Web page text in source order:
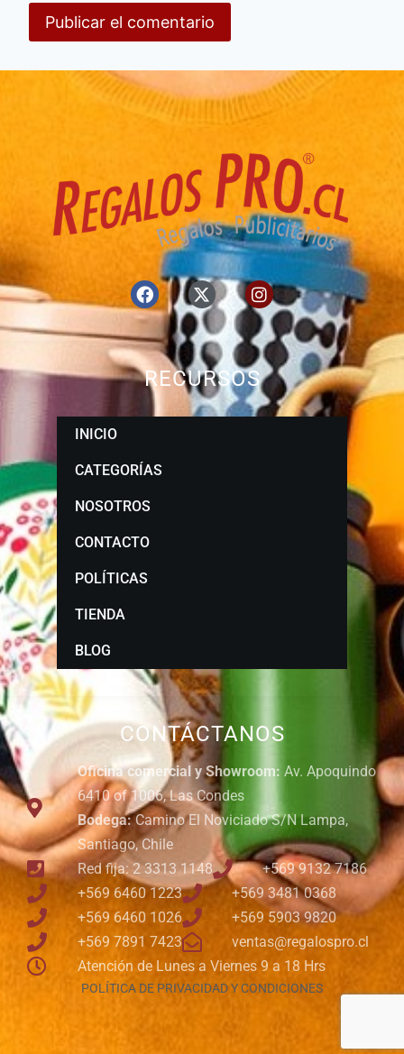
CONTÁCTANOS
Oficina comercial y Showroom: Av. Apoquindo
6410 of 1006, Las Condes
Bodega:Camino El Noviciado S/N Lampa,
Santiago, Chile
Red fija: 2 3313 1148
+569 9132 7186
+569 6460 1223
+569 3481 0368
+569 6460 1026
+569 5903 9820
+569 7891 7423
ventas@regalospro.cl
Atención de Lunes a Viernes 9 a 18 Hrs
POLÍTICA DE PRIVACIDAD Y CONDICIONES
RECURSOS
INICIO
CATEGORÍAS
NOSOTROS
CONTACTO
POLÍTICAS
TIENDA
BLOG